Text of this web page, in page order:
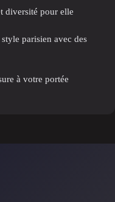
diversité pour elle
parisien avec des
à votre portée